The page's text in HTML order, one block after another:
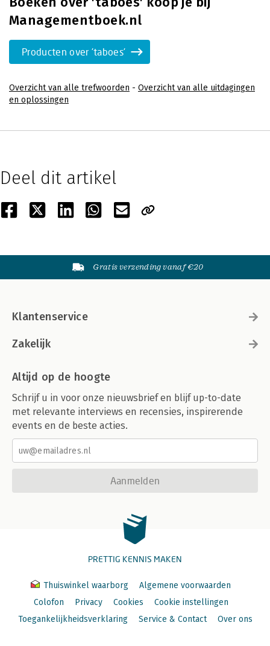
Managementboek.nl
Producten over 'taboes'
Overzicht van alle trefwoorden - Overzicht van alle uitdagingen
en oplossingen
Deel dit artikel
Gratis verzending vanaf €20
Klantenservice
Zakelijk
Altijd op de hoogte
Schrijf u in voor onze nieuwsbrief en blijf up-to-date
met relevante interviews en recensies, inspirerende
events en de beste acties.
Aanmelden
PRETTIG KENNIS MAKEN
Thuiswinkel waarborg
Algemene voorwaarden
Colofon
Privacy Cookies
Cookie instellingen
Toegankelijkheidsverklaring
Service & Contact Over ons